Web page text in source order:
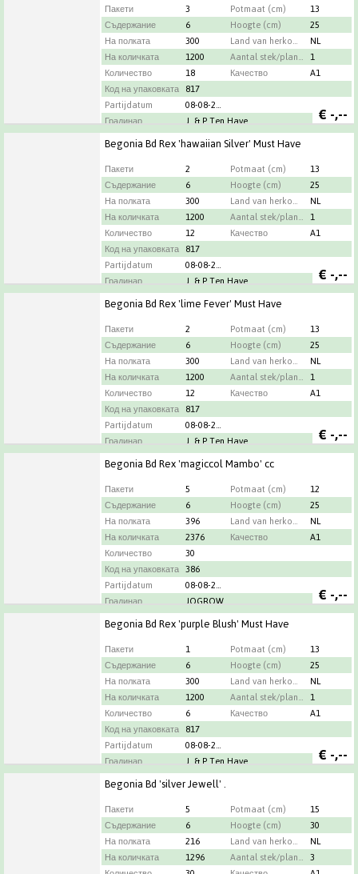
Пакети 3 Potmaat (cm)
13
Съдержание
6 Hoogte (cm)
25
На полката
300
NL
На количката
1200
1
Количество
18 Качество
A1
Код на упаковката
817
Partijdatum
Градинар
J. & P Ten Have € -,--
Begonia Bd Rex 'hawaiian Silver' Must Have
Пакети 2 Potmaat (cm)
13
Съдержание
6 Hoogte (cm)
25
На полката
300
NL
На количката
1200
1
Количество
12 Качество
A1
Код на упаковката
817
Partijdatum
Градинар
J. & P Ten Have € -,--
Begonia Bd Rex 'lime Fever' Must Have
Пакети 2 Potmaat (cm)
13
Съдержание
6 Hoogte (cm)
25
На полката
300
NL
На количката
1200
1
Количество
12 Качество
A1
Код на упаковката
817
Partijdatum
Градинар
J. & P Ten Have € -,--
Begonia Bd Rex 'magiccol Mambo' cc
Пакети 5 Potmaat (cm)
12
Съдержание
6 Hoogte (cm)
25
На полката
396
NL
На количката
2376 Качество
A1
Количество
30
Код на упаковката
386
Partijdatum
Градинар
JOGROW € -,--
Begonia Bd Rex 'purple Blush' Must Have
Пакети 1 Potmaat (cm)
13
Съдержание
6 Hoogte (cm)
25
На полката
300
NL
На количката
1200
1
Количество
6 Качество
A1
Код на упаковката
817
Partijdatum
Градинар
J. & P Ten Have € -,--
Begonia Bd 'silver Jewell' .
Пакети 5 Potmaat (cm)
15
Съдержание
6 Hoogte (cm)
30
На полката
216
NL
На количката
1296
3